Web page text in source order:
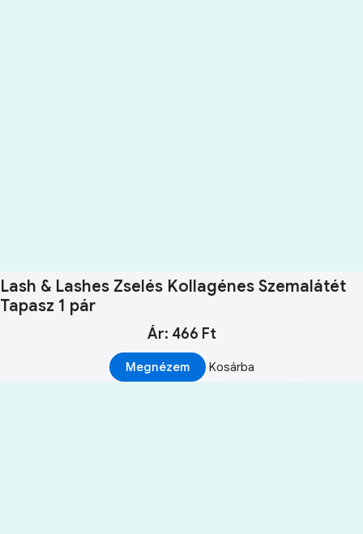
Lash & Lashes Zselés Kollagénes Szemalátét
Tapasz 1 pár
Ár: 466 Ft
Megnézem Kosárba